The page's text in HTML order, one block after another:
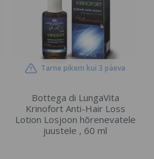
Tarne pikem kui 3 päeva
Bottega di LungaVita
Krinofort Anti-Hair Loss
Lotion Losjoon hõrenevatele
juustele , 60 ml